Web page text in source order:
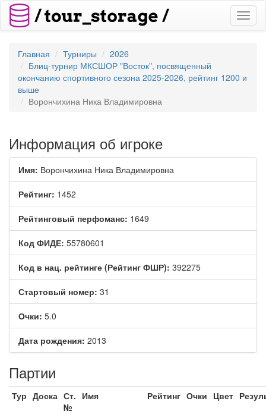
Главная Турниры
2026
Блиц-турнир МКСШОР "Восток", посвященный
окончанию спортивного сезона 2025-2026, рейтинг 1200 и
выше
Ворончихина Ника Владимировна
Информация об игроке
Имя: Ворончихина Ника Владимировна
Рейтинг: 1452
Рейтинговый перфоманс: 1649
Код ФИДЕ: 55780601
Код в нац. рейтинге (Рейтинг ФШР): 392275
Стартовый номер: 31
Очки: 5.0
Дата рождения: 2013
Партии
Тур Доска Ст.
№
Имя Рейтинг Очки Цвет